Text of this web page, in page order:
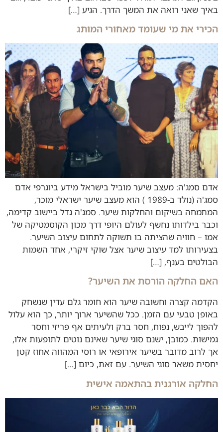
באיך שאני רואה את המשך הדרך. הגיע […]
הכירי את מי שעומד מאחורי המותג
אדם סמג'ה: מעצב שיער מוביל בישראל מידע ביוגרפי אדם
סמג'ה (נולד ב-1989 ) הוא מעצב שיער ישראלי מוכר,
המתמחה בשיקום והחלקות שיער. סמג'ה גדל ביישוב קדימה,
וכבר בילדותו נחשף לעולם היופי דרך מכון הקוסמטיקה של
אמו – חוויה שהציתה בו תשוקה לתחום עיצוב השיער.
בצעירותו למד עיצוב שיער אצל שוקי זיקרי, אחד השמות
הבולטים בענף, […]
האם החלקה הורסת את השיער?
הקדמה קצרה וחשובה שיער הוא חומר גלם עדין שנשחק
באופן טבעי עם הזמן. ככל שהשיער ארוך יותר, כך הוא עלול
להפוך לייבש, נפוח, חסר ברק ולעיתים אף פריזי וחסר
גמישות. כמובן, ישנם סוגי שיער שאינם נוטים לתופעות אלו,
אך לרוב מדובר בשיער אירופאי או רוסי המהווה אחוז קטן
יחסית משאר סוגי השיער. עם זאת, כיום […]
החלקה אורגנית בהתאמה אישית